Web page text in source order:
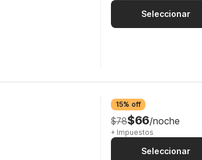
Seleccionar
15% off
$78$66/noche
+ Impuestos
Seleccionar